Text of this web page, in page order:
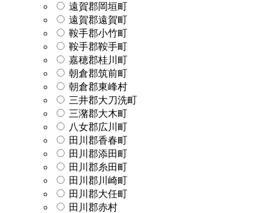
遠賀郡岡垣町
遠賀郡遠賀町
鞍手郡小竹町
鞍手郡鞍手町
嘉穂郡桂川町
朝倉郡筑前町
朝倉郡東峰村
三井郡大刀洗町
三潴郡大木町
八女郡広川町
田川郡香春町
田川郡添田町
田川郡糸田町
田川郡川崎町
田川郡大任町
田川郡赤村